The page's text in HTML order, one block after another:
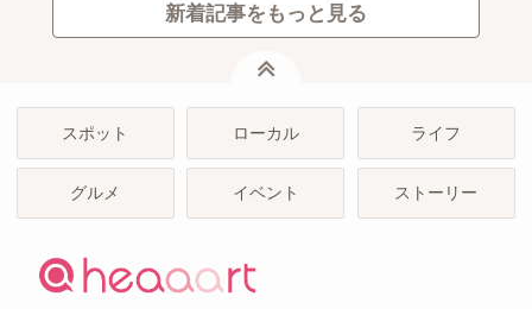
新着記事をもっと見る
スポット ローカル ライフ
グルメ イベント ストーリー